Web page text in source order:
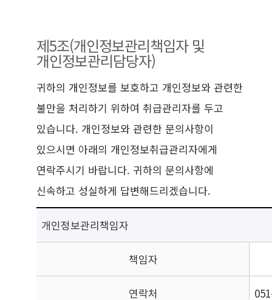
제5조(개인정보관리책임자 및
개인정보관리담당자)
귀하의 개인정보를 보호하고 개인정보와 관련한
불만을 처리하기 위하여 취급관리자를 두고
있습니다. 개인정보와 관련한 문의사항이
있으시면 아래의 개인정보취급관리자에게
연락주시기 바랍니다. 귀하의 문의사항에
신속하고 성실하게 답변해드리겠습니다.
개인정보관리책임자
책임자
연락처